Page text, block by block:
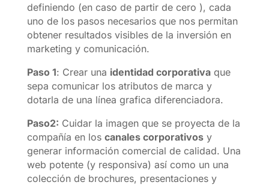
definiendo (en caso de partir de cero ), cada
uno de los pasos necesarios que nos permitan
obtener resultados visibles de la inversión en
marketing y comunicación.
Paso 1: Crear una identidad corporativaque
sepa comunicar los atributos de marca y
dotarla de una línea grafica diferenciadora.
Paso2: Cuidar la imagen que se proyecta de la
compañía en los canales corporativosy
generar información comercial de calidad. Una
web potente (y responsiva) así como un una
colección de brochures, presentaciones y